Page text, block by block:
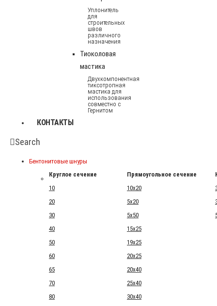
Уплонитель
для
строительных
швов
различного
назначения
Тиоколовая
мастика
Двухкомпонентная
тиксотропная
мастика для
использования
совместно с
Гернитом
КОНТАКТЫ
Search
Бентонитовые шнуры
Круглое сечение
Прямоугольное сечение
10
10x20
20
5x20
30
5x50
40
15x25
50
19x25
60
20x25
65
20x40
70
25x40
80
30x40